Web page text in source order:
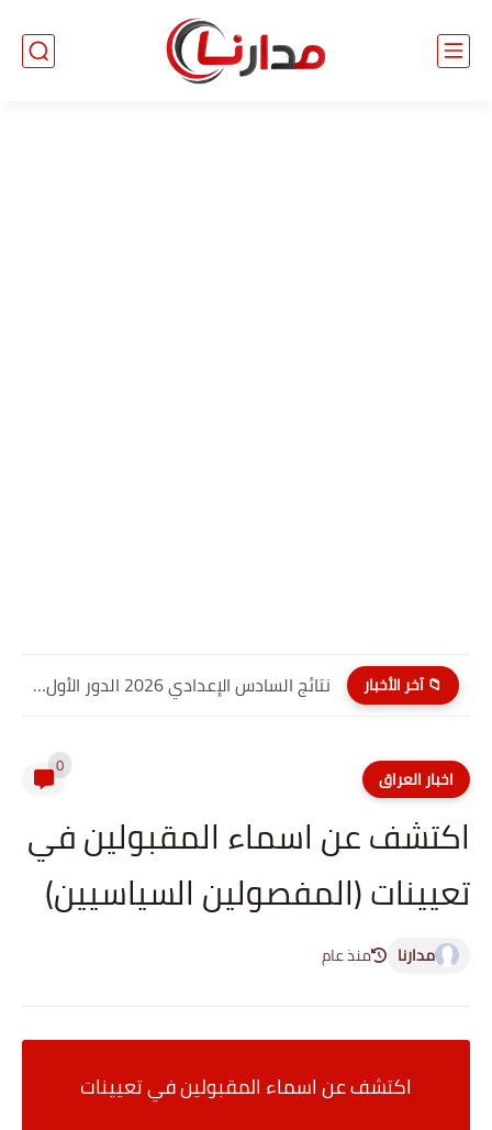
📁 آخر الأخبار نتائج السادس الإعدادي 2026 الدور الأول PDF كربلاء المقدسة| موقع...
اخبار العراق 0
اكتشف عن اسماء المقبولين في
تعيينات (المفصولين السياسيين)
مدارنا منذ عام
اكتشف عن اسماء المقبولين في تعيينات